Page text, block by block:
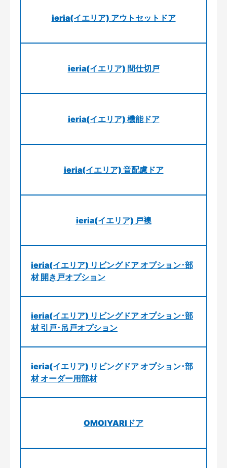
ieria(イエリア) アウトセットドア
ieria(イエリア) 間仕切戸
ieria(イエリア) 機能ドア
ieria(イエリア) 音配慮ドア
ieria(イエリア) 戸襖
ieria(イエリア) リビングドア オプション･部
材 開き戸オプション
ieria(イエリア) リビングドア オプション･部
材 引戸･吊戸オプション
ieria(イエリア) リビングドア オプション･部
材 オーダー用部材
OMOIYARIドア